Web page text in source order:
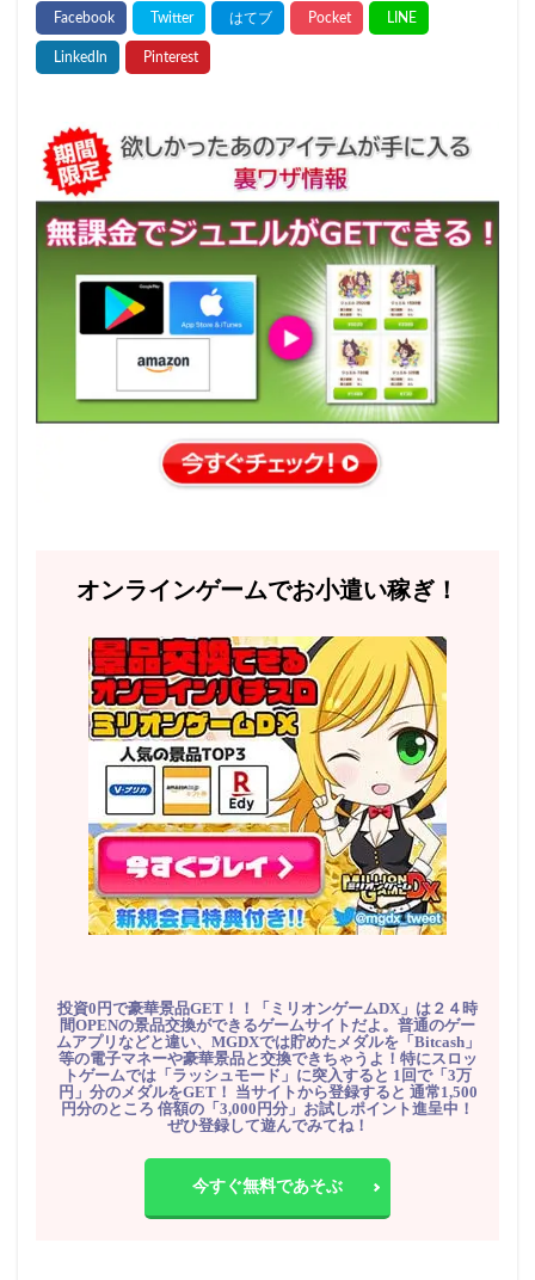
オンラインゲームでお小遣い稼ぎ！
投資0円で豪華景品GET！！「ミリオンゲームDX」は２４時
間OPENの景品交換ができるゲームサイトだよ。普通のゲー
ムアプリなどと違い、MGDXでは貯めたメダルを「Bitcash」
等の電子マネーや豪華景品と交換できちゃうよ！特にスロッ
トゲームでは「ラッシュモード」に突入すると 1回で「3万
円」分のメダルをGET！ 当サイトから登録すると 通常1,500
円分のところ 倍額の「3,000円分」お試しポイント進呈中！
ぜひ登録して遊んでみてね！
今すぐ無料であそぶ